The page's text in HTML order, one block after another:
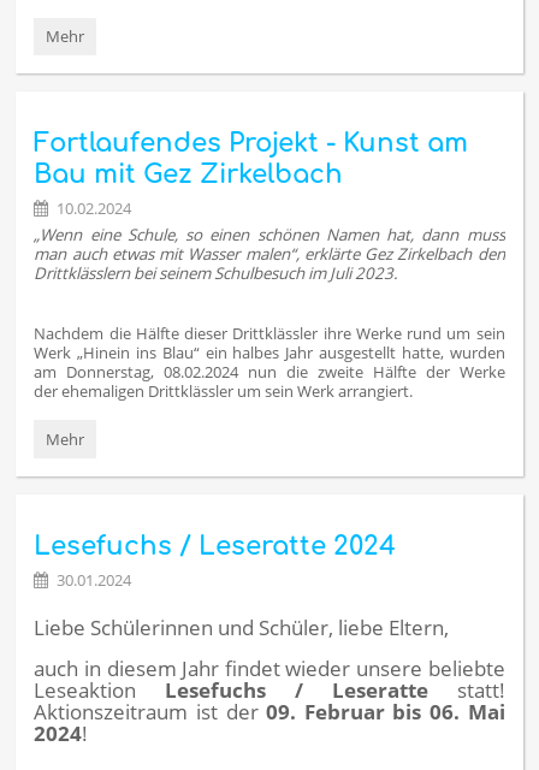
Anderen
–
zur
ersten
Vesperkirche
in
Schorndorf:
Mehr
Fortlaufendes Projekt - Kunst am
Bau mit Gez Zirkelbach
10.02.2024
„Wenn eine Schule, so einen schönen Namen hat, dann muss
man auch etwas mit Wasser malen“, erklärte Gez Zirkelbach den
Drittklässlern bei seinem Schulbesuch im Juli 2023.
Nachdem die Hälfte dieser Drittklässler ihre Werke rund um sein
Werk „Hinein ins Blau“ ein halbes Jahr ausgestellt hatte, wurden
am Donnerstag, 08.02.2024 nun die zweite Hälfte der Werke
der ehemaligen Drittklässler um sein Werk arrangiert.
Fortlaufendes
-
Bau
mit
Gez
Mehr
Lesefuchs / Leseratte 2024
30.01.2024
Liebe Schülerinnen und Schüler, liebe Eltern,
auch in diesem Jahr findet wieder unsere beliebte
Leseaktion Lesefuchs / Leseratte statt!
Aktionszeitraum ist der09. Februar bis 06. Mai
2024!